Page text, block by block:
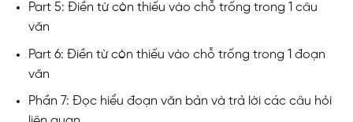
Part 5: Điền từ còn thiếu vào chỗ trống trong 1 câu
văn
Part 6: Điền từ còn thiếu vào chỗ trống trong 1 đoạn
văn
Phần 7: Đọc hiểu đoạn văn bản và trả lời các câu hỏi